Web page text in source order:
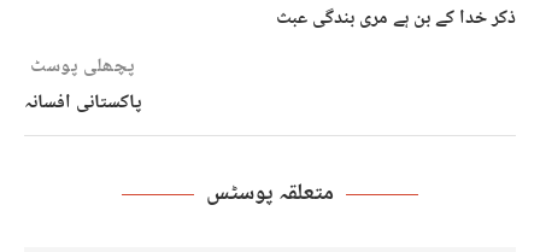
ذکر خدا کے بن ہے مری بندگی عبث
پچھلی پوسٹ
پاکستانی افسانہ
متعلقہ پوسٹس